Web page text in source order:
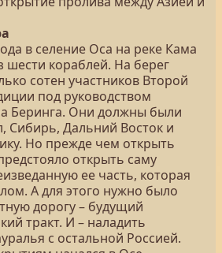
в селение Оса на реке Кама
шести кораблей. На берег
сотен участников Второй
под руководством
Беринга. Они должны были
Сибирь, Дальний Восток и
Но прежде чем открыть
открыть саму
ее часть, которая
А для этого нужно было
дорогу – будущий
тракт. И – наладить
с остальной Россией.